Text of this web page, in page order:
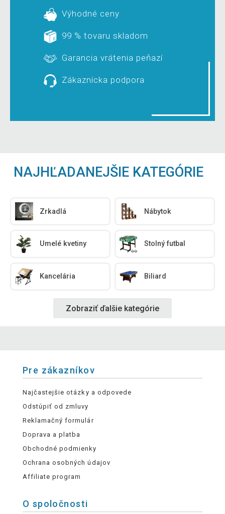
Výhodné ceny
99 % tovaru skladom
Garancia vrátenia peňazí
Zákaznícka podpora
NAJHĽADANEJŠIE KATEGÓRIE
Zrkadlá Nábytok
Umelé kvetiny Stolný futbal
Kancelária Biliard
Zobraziť ďalšie kategórie
Pre zákazníkov
Najčastejšie otázky a odpovede
Odstúpiť od zmluvy
Reklamačný formulár
Doprava a platba
Obchodné podmienky
Ochrana osobných údajov
Affiliate program
O spoločnosti